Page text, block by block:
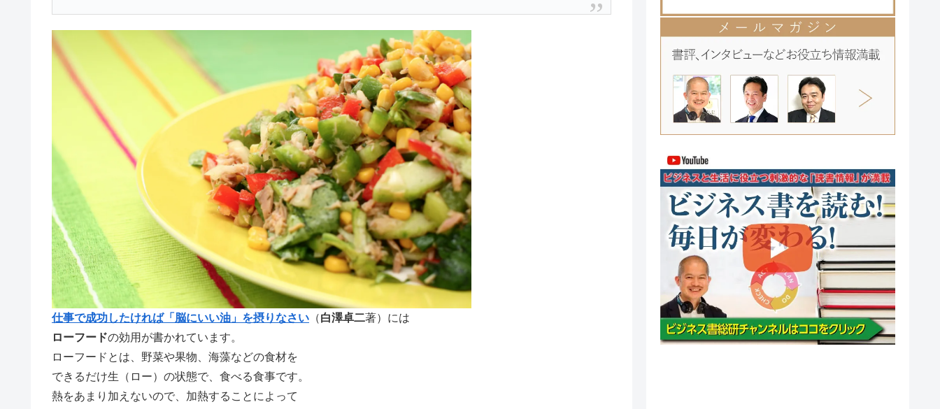
仕事で成功したければ「脳にいい油」を摂りなさい （白澤卓二著）には
ローフードの効用が書かれています。
ローフードとは、野菜や果物、海藻などの食材を
できるだけ生（ロー）の状態で、食べる食事です。
熱をあまり加えないので、加熱することによって